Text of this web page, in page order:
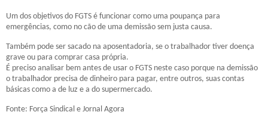
Um dos objetivos do FGTS é funcionar como uma poupança para
emergências, como no cão de uma demissão sem justa causa.
Também pode ser sacado na aposentadoria, se o trabalhador tiver doença
grave ou para comprar casa própria.
É preciso analisar bem antes de usar o FGTS neste caso porque na demissão
o trabalhador precisa de dinheiro para pagar, entre outros, suas contas
básicas como a de luz e a do supermercado.
Fonte: Força Sindical e Jornal Agora